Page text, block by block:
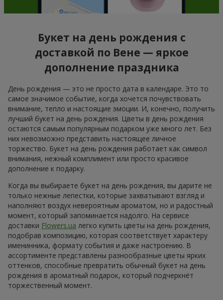
Букет на день рождения с
доставкой по Вене — яркое
дополнение праздника
День рождения — это не просто дата в календаре. Это то
самое значимое событие, когда хочется почувствовать
внимание, тепло и настоящие эмоции. И, конечно, получить
лучший букет на день рождения. Цветы в день рождения
остаются самым популярным подарком уже много лет. Без
них невозможно представить настоящее личное
торжество. Букет на день рождения работает как символ
внимания, нежный комплимент или просто красивое
дополнение к подарку.
Когда вы выбираете букет на день рождения, вы дарите не
только нежные лепестки, которые захватывают взгляд и
наполняют воздух невероятным ароматом, но и радостный
момент, который запоминается надолго. На сервисе
доставки Flowers.ua легко купить цветы на день рождения,
подобрав композицию, которая соответствует характеру
именинника, формату события и даже настроению. В
ассортименте представлены разнообразные цветы ярких
оттенков, способные превратить обычный букет на день
рождения в ароматный подарок, который подчеркнёт
торжественный момент.